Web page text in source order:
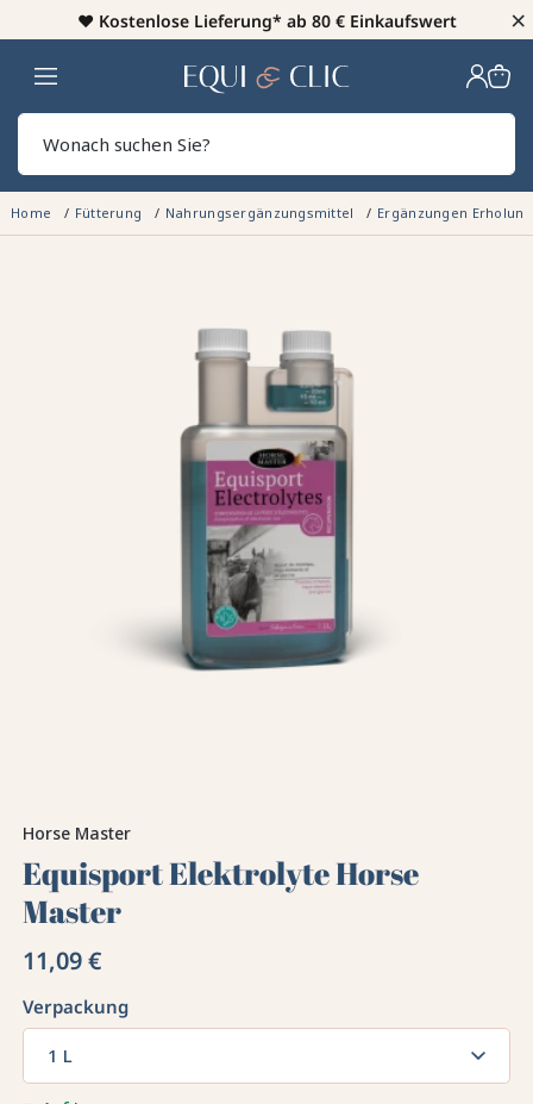
♥️ Kostenlose Lieferung* ab 80 € Einkaufswert ×
Heim
Home Fütterung Nahrungsergänzungsmittel Ergänzungen
Horse Master
Equisport Elektrolyte Horse
Master
11,09 €
Verpackung
1 L